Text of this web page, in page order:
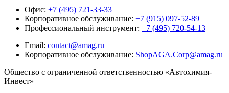
Офис: +7 (495) 721-33-33
Корпоративное обслуживание: +7 (915) 097-52-89
Профессиональный инструмент: +7 (495) 720-54-13
Email: contact@amag.ru
Корпоративное обслуживание: ShopAGA.Corp@amag.ru
Общество с ограниченной ответственностью «Автохимия-
Инвест»